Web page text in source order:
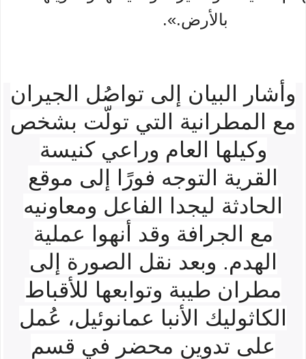
بالأرض.».
وأشار البيان إلى تواصُل الجيران
مع المطرانية التي تولّت بشخص
وكيلها العام وراعي كنيسة
القرية التوجه فورًا إلى موقع
الحادثة ليجدا الفاعل ومعاونيه
مع الجرافة وقد أنهوا عملية
الهدم. وبعد نقل الصورة إلى
مطران طيبة وتوابعها للأقباط
الكاثوليك الأنبا عمانوئيل، عُمل
على تدوين محضر في قسم